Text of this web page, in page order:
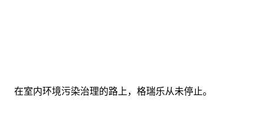
在室内环境污染治理的路上，格瑞乐从未停止。